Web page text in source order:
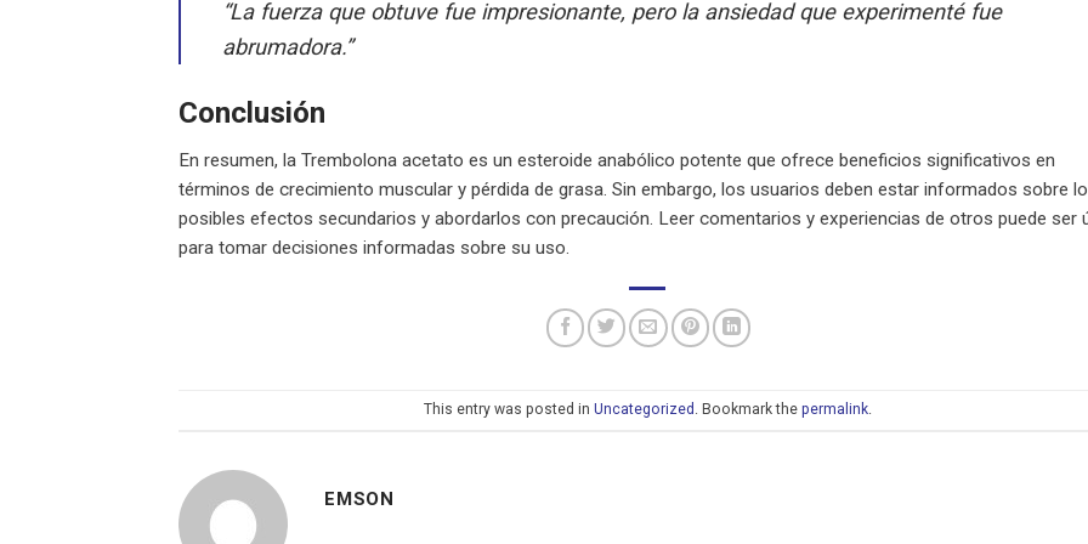
“La fuerza que obtuve fue impresionante, pero la ansiedad que experimenté fue
abrumadora.”
Conclusión
En resumen, la Trembolona acetato es un esteroide anabólico potente que ofrece beneficios significativos en
términos de crecimiento muscular y pérdida de grasa. Sin embargo, los usuarios deben estar informados sobre
posibles efectos secundarios y abordarlos con precaución. Leer comentarios y experiencias de otros puede ser
para tomar decisiones informadas sobre su uso.
This entry was posted in Uncategorized . Bookmark the permalink.
EMSON